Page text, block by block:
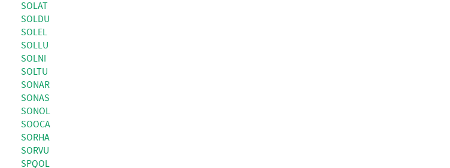
SOLAT
SOLDU
SOLEL
SOLLU
SOLNI
SOLTU
SONAR
SONAS
SONOL
SOOCA
SORHA
SORVU
SPQOL